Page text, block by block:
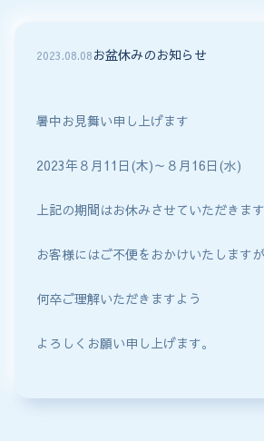
2023.08.08お盆休みのお知らせ
暑中お見舞い申し上げます
2023年８月11日(木)～８月16日(水)
上記の期間はお休みさせていただきま
お客様にはご不便をおかけいたしますが
何卒ご理解いただきますよう
よろしくお願い申し上げます。